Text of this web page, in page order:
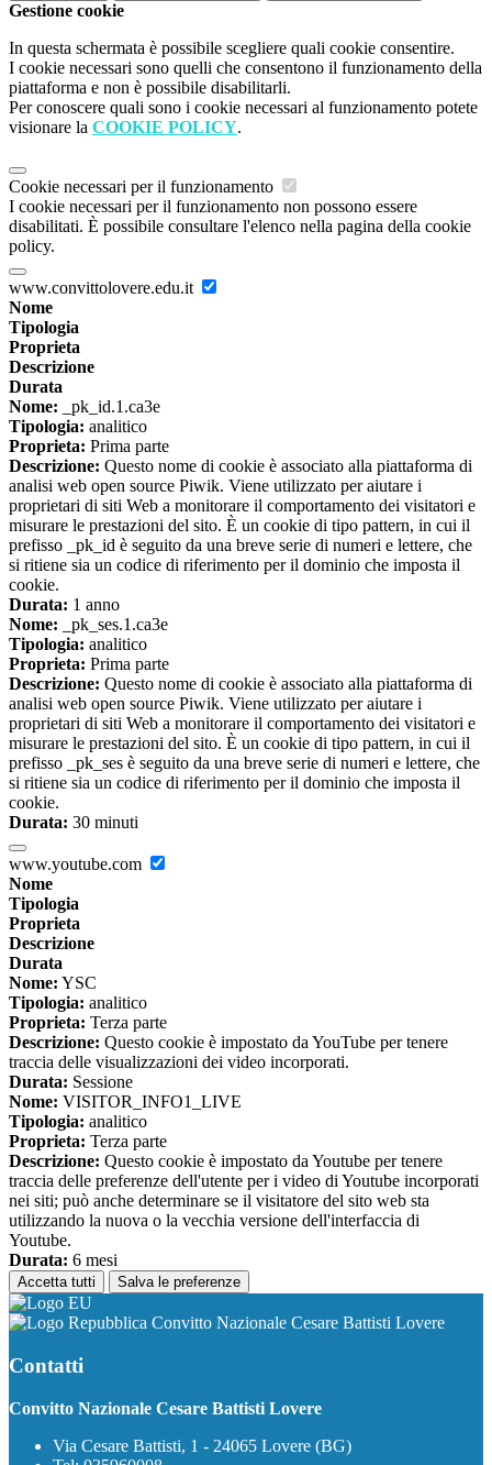
Gestione cookie
In questa schermata è possibile scegliere quali cookie consentire.
I cookie necessari sono quelli che consentono il funzionamento della
piattaforma e non è possibile disabilitarli.
Per conoscere quali sono i cookie necessari al funzionamento potete
visionare la COOKIE POLICY.
Cookie necessari per il funzionamento
I cookie necessari per il funzionamento non possono essere
disabilitati. È possibile consultare l'elenco nella pagina della cookie
policy.
www.convittolovere.edu.it
Nome
Tipologia
Proprieta
Descrizione
Durata
Nome: _pk_id.1.ca3e
Tipologia: analitico
Proprieta: Prima parte
Descrizione: Questo nome di cookie è associato alla piattaforma di
analisi web open source Piwik. Viene utilizzato per aiutare i
proprietari di siti Web a monitorare il comportamento dei visitatori e
misurare le prestazioni del sito. È un cookie di tipo pattern, in cui il
prefisso _pk_id è seguito da una breve serie di numeri e lettere, che
si ritiene sia un codice di riferimento per il dominio che imposta il
cookie.
Durata: 1 anno
Nome: _pk_ses.1.ca3e
Tipologia: analitico
Proprieta: Prima parte
Descrizione: Questo nome di cookie è associato alla piattaforma di
analisi web open source Piwik. Viene utilizzato per aiutare i
proprietari di siti Web a monitorare il comportamento dei visitatori e
misurare le prestazioni del sito. È un cookie di tipo pattern, in cui il
prefisso _pk_ses è seguito da una breve serie di numeri e lettere, che
si ritiene sia un codice di riferimento per il dominio che imposta il
cookie.
Durata: 30 minuti
www.youtube.com
Nome
Tipologia
Proprieta
Descrizione
Durata
Nome: YSC
Tipologia: analitico
Proprieta: Terza parte
Descrizione: Questo cookie è impostato da YouTube per tenere
traccia delle visualizzazioni dei video incorporati.
Durata: Sessione
Nome: VISITOR_INFO1_LIVE
Tipologia: analitico
Proprieta: Terza parte
Descrizione: Questo cookie è impostato da Youtube per tenere
traccia delle preferenze dell'utente per i video di Youtube incorporati
nei siti; può anche determinare se il visitatore del sito web sta
utilizzando la nuova o la vecchia versione dell'interfaccia di
Youtube.
Durata: 6 mesi
Accetta tutti Salva le preferenze
Convitto Nazionale Cesare Battisti Lovere
Contatti
Convitto Nazionale Cesare Battisti Lovere
Via Cesare Battisti, 1 - 24065 Lovere (BG)